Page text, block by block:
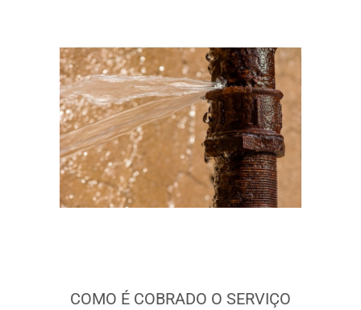
COMO É COBRADO O SERVIÇO